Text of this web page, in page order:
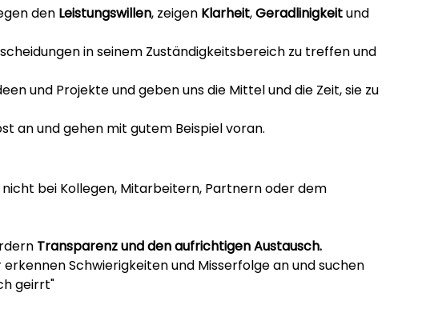
den Leistungswillen, zeigen Klarheit,Geradlinigkeitund
in seinem Zuständigkeitsbereich zu treffen und
und Projekte und geben uns die Mittel und die Zeit, sie zu
an und gehen mit gutem Beispiel voran.
bei Kollegen, Mitarbeitern, Partnern oder dem
Transparenz und den aufrichtigen Austausch.
Schwierigkeiten und Misserfolge an und suchen
geirrt"